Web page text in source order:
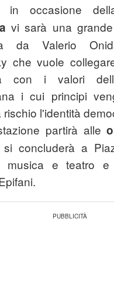
in occasione
vi sarà una
da Valerio
che vuole
con i valori
i cui principi
rischio l'identità
partirà alle
concluderà a
musica e teatro